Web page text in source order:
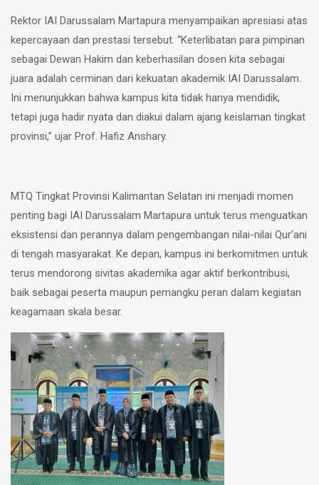
Rektor IAI Darussalam Martapura menyampaikan apresiasi atas
kepercayaan dan prestasi tersebut. “Keterlibatan para pimpinan
sebagai Dewan Hakim dan keberhasilan dosen kita sebagai
juara adalah cerminan dari kekuatan akademik IAI Darussalam.
Ini menunjukkan bahwa kampus kita tidak hanya mendidik,
tetapi juga hadir nyata dan diakui dalam ajang keislaman tingkat
provinsi,” ujar Prof. Hafiz Anshary.
MTQ Tingkat Provinsi Kalimantan Selatan ini menjadi momen
penting bagi IAI Darussalam Martapura untuk terus menguatkan
eksistensi dan perannya dalam pengembangan nilai-nilai Qur’ani
di tengah masyarakat. Ke depan, kampus ini berkomitmen untuk
terus mendorong sivitas akademika agar aktif berkontribusi,
baik sebagai peserta maupun pemangku peran dalam kegiatan
keagamaan skala besar.